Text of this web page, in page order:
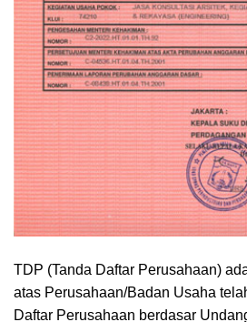
TDP (Tanda Daftar Perusahaan)
atas Perusahaan/Badan Usaha
Daftar Perusahaan berdasar